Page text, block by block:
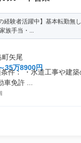
経験者活躍中】基本転勤無
族手当・...
町矢尾
35万8900円
件： ・水道工事や建
免許 ...